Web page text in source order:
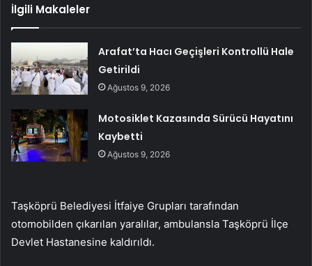
İlgili Makaleler
Arafat’ta Hacı Geçişleri Kontrollü Hale
Getirildi
Ağustos 9, 2026
Motosiklet Kazasında Sürücü Hayatını
Kaybetti
Ağustos 9, 2026
Taşköprü Belediyesi İtfaiye Grupları tarafından
otomobilden çıkarılan yaralılar, ambulansla Taşköprü İlçe
Devlet Hastanesine kaldırıldı.